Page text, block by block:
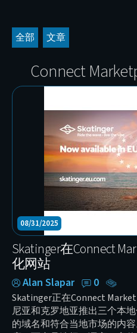
全部 文章
Connect
08/31/2025
Skatinger在Connect
化网站
Alan Slapar 0
Skatinger正在Connect
尼亚和克罗地亚推出三个本
的域名和符合当地市场的内